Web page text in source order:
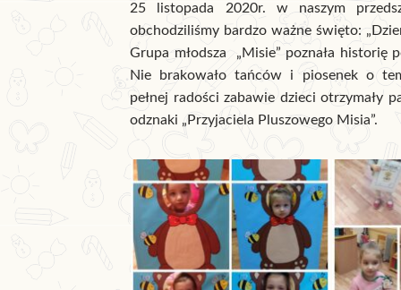
25 listopada 2020r. w naszym
obchodziliśmy bardzo ważne święto:
Grupa młodsza „Misie” poznała historię
Nie brakowało tańców i piosenek o
pełnej radości zabawie dzieci otrzymały
odznaki „Przyjaciela Pluszowego Misia”.